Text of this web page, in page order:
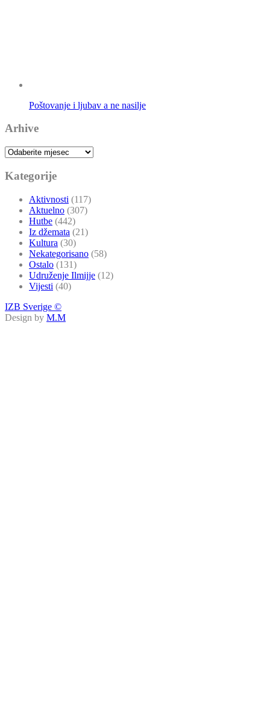
Poštovanje i ljubav a ne nasilje
Arhive
Arhive
Kategorije
Aktivnosti (117)
Aktuelno (307)
Hutbe (442)
Iz džemata (21)
Kultura (30)
Nekategorisano (58)
Ostalo (131)
Udruženje Ilmijje (12)
Vijesti (40)
IZB Sverige ©
Design by M.M